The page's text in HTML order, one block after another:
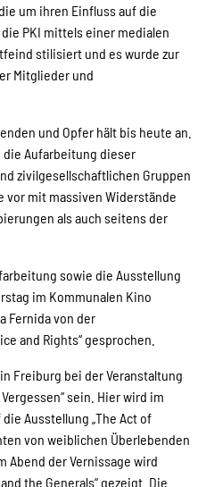
um ihren Einfluss auf die
PKI mittels einer medialen
stilisiert und es wurde zur
Mitglieder und
und Opfer hält bis heute an.
die Aufarbeitung dieser
zivilgesellschaftlichen Gruppen
vor mit massiven Widerstände
als auch seitens der
sowie die Ausstellung
im Kommunalen Kino
Fernida von der
and Rights“ gesprochen.
Freiburg bei der Veranstaltung
sein. Hier wird im
Ausstellung „The Act of
von weiblichen Überlebenden
Abend der Vernissage wird
the Generals“ gezeigt. Die